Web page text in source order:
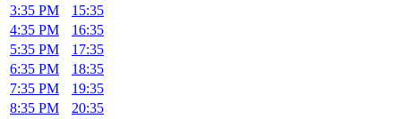
3:35 PM
15:35
4:35 PM
16:35
5:35 PM
17:35
6:35 PM
18:35
7:35 PM
19:35
8:35 PM
20:35